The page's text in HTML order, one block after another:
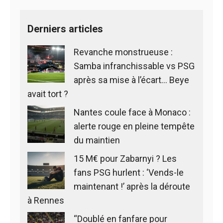
Derniers articles
Revanche monstrueuse :
Samba infranchissable vs PSG
après sa mise à l’écart… Beye
avait tort ?
Nantes coule face à Monaco :
alerte rouge en pleine tempête
du maintien
15 M€ pour Zabarnyi ? Les
fans PSG hurlent : ‘Vends-le
maintenant !’ après la déroute
à Rennes
“Doublé en fanfare pour